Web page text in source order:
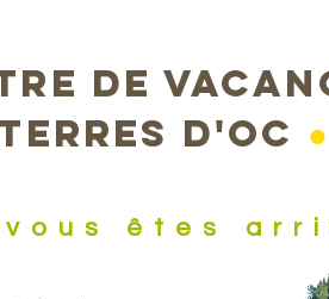
de
d'Oc ●
êtes